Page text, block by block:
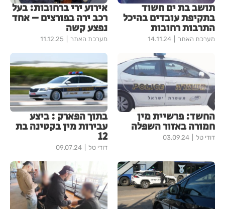
תושב בת ים חשוד
בתקיפת עובדים בהיכל
התרבות רחובות
מערכת האתר 14.11.24
אירוע ירי ברחובות: בעל
רכב ירה בפורצים – אחד
נפצע קשה
מערכת האתר 11.12.25
החשד: פרשיית מין
חמורה באזור השפלה
דודי טל 03.09.24
בתוך הפארק : ביצע
עבירות מין בקטינה בת
12
דודי טל 09.07.24